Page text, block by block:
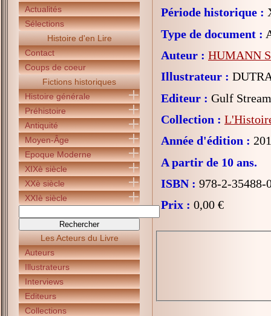
Actualités
Sélections
Histoire d'en Lire
Contact
Coups de coeur
Fictions historiques
Histoire générale
Préhistoire
Antiquité
Moyen-Âge
Epoque Moderne
XIXè siècle
XXè siècle
XXIè siècle
Les Acteurs du Livre
Auteurs
Illustrateurs
Interviews
Editeurs
Collections
Période historique :
Type de document :
Auteur : HUMANN
Illustrateur :
Editeur : Gulf Stream
Collection :
Année d'édition :
A partir de 10 ans.
ISBN : 978-2-35488-
Prix : 0,00 €